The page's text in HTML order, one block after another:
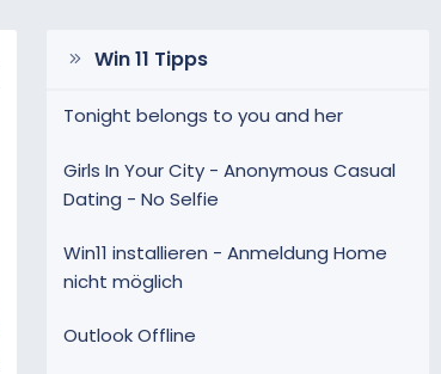
Win 11 Tipps
Tonight belongs to you and her
Girls In Your City - Anonymous Casual
Dating - No Selfie
Win11 installieren - Anmeldung Home
nicht möglich
Outlook Offline